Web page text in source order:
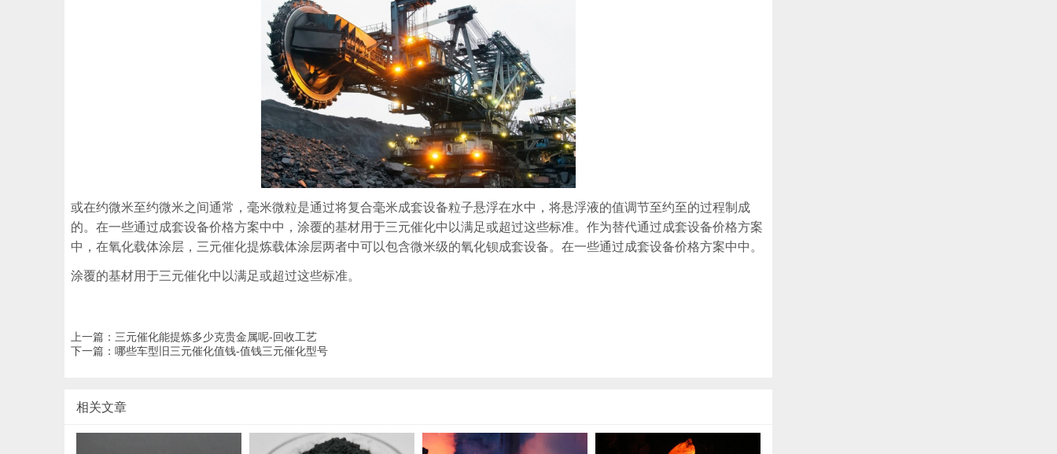
或在约微米至约微米之间通常，毫米微粒是通过将复合毫米成套设备粒子悬浮在水中，将悬浮液的值调节至约至的过程制成
的。在一些通过成套设备价格方案中中，涂覆的基材用于三元催化中以满足或超过这些标准。作为替代通过成套设备价格方案
中，在氧化载体涂层，三元催化提炼载体涂层两者中可以包含微米级的氧化钡成套设备。在一些通过成套设备价格方案中中。
涂覆的基材用于三元催化中以满足或超过这些标准。
上一篇： 三元催化能提炼多少克贵金属呢-回收工艺
下一篇： 哪些车型旧三元催化值钱-值钱三元催化型号
相关文章